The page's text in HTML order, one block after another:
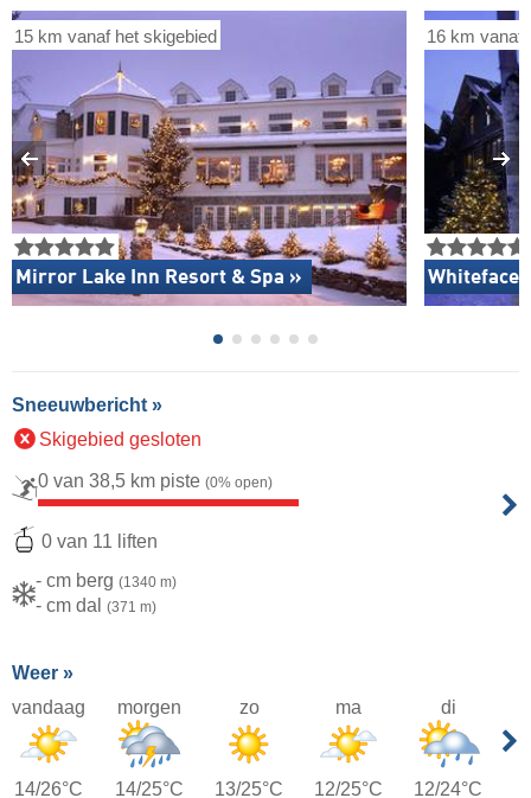
15 km vanaf het skigebied
Mirror Lake Inn Resort & Spa »
16 km vanaf
Whiteface
Sneeuwbericht »
Skigebied gesloten
0 van 38,5 km piste (0% open)
0 van 11 liften
- cm berg (1340 m)
- cm dal (371 m)
Weer »
vandaag
14/26°C
morgen
14/25°C
zo
13/25°C
ma
12/25°C
di
12/24°C